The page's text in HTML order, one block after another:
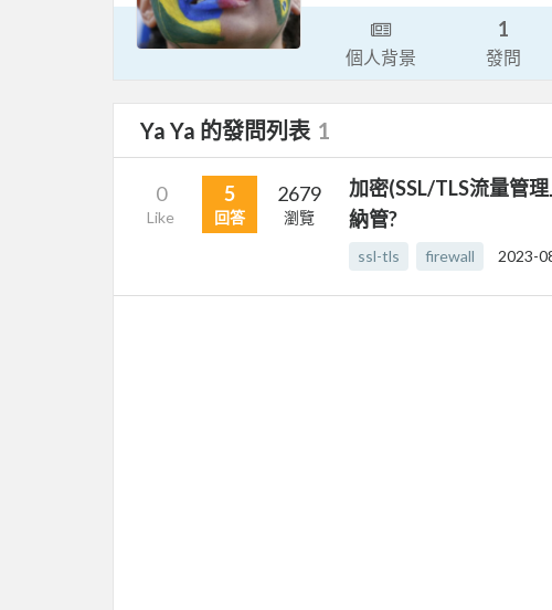
個人背景
1
發問
Ya Ya 的發問列表 1
0
Like
5
回答
2679
瀏覽
加密(SSL/TLS流量管
納管?
ssl-tls firewall 2023-